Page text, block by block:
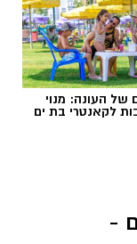
או מועמדת
ממוסדות
להיכנס
העונה: מנוי
לקאנטרי בת ים
-